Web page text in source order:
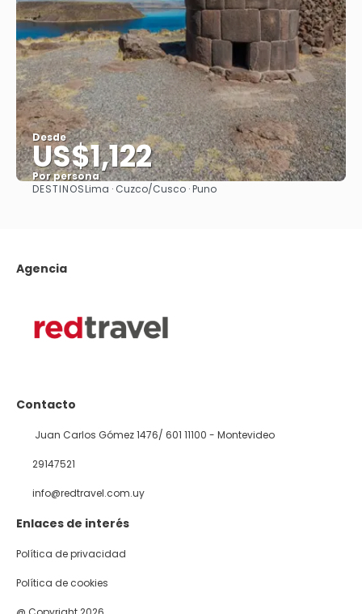
Desde
US$1,122
Por persona
Ver
DESTINOSLima · Cuzco/Cusco · Puno
Agencia
Contacto
Juan Carlos Gómez 1476/ 601 11100 - Montevideo
29147521
info@redtravel.com.uy
Enlaces de interés
Política de privacidad
Política de cookies